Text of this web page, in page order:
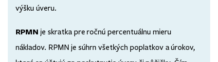
výšku úveru.
RPMN je skratka pre ročnú percentuálnu mieru
nákladov. RPMN je súhrn všetkých poplatkov a úrokov,